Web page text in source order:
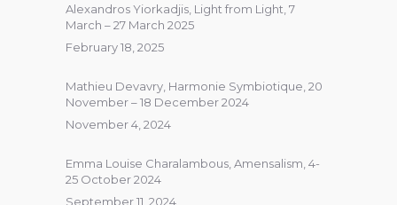
Alexandros Yiorkadjis, Light from Light, 7
March – 27 March 2025
February 18, 2025
Mathieu Devavry, Harmonie Symbiotique, 20
November – 18 December 2024
November 4, 2024
Emma Louise Charalambous, Amensalism, 4-
25 October 2024
September 11, 2024